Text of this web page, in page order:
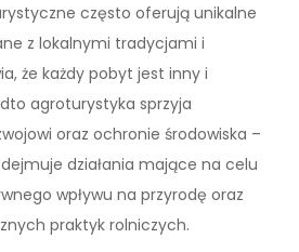
często oferują unikalne
z lokalnymi tradycjami i
że każdy pobyt jest inny i
agroturystyka sprzyja
oraz ochronie środowiska –
działania mające na celu
wpływu na przyrodę oraz
praktyk rolniczych.